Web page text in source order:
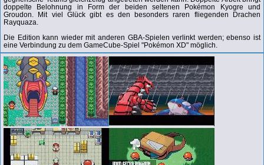
doppelte Belohnung in Form der beiden seltenen Pokémon Kyogre und
Groudon. Mit viel Glück gibt es den besonders raren fliegenden Drachen
Rayquaza.
Die Edition kann wieder mit anderen GBA-Spielen verlinkt werden; ebenso ist
eine Verbindung zu dem GameCube-Spiel "Pokémon XD" möglich.